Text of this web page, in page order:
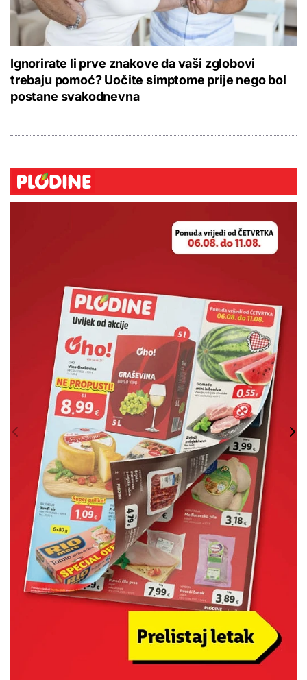
Ignorirate li prve znakove da vaši zglobovi
trebaju pomoć? Uočite simptome prije nego bol
postane svakodnevna